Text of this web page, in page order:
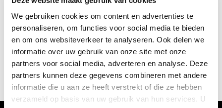
We gebruiken cookies om content en advertenties te
personaliseren, om functies voor social media te bieden
en om ons websiteverkeer te analyseren. Ook delen we
informatie over uw gebruik van onze site met onze
partners voor social media, adverteren en analyse. Deze
partners kunnen deze gegevens combineren met andere
informatie die u aan ze heeft verstrekt of die ze hebben
verzameld op basis van uw gebruik van hun services. U
In het eerste weekend van juli 2026 organiseert de
Museumstoomtram het jaarlijkse Bello Festival tussen Hoorn
en Medemblik. Thema dit jaar is 50 Jaar Historische Driehoek
Hoorn-Medemblik-Enkhuizen.
1 min